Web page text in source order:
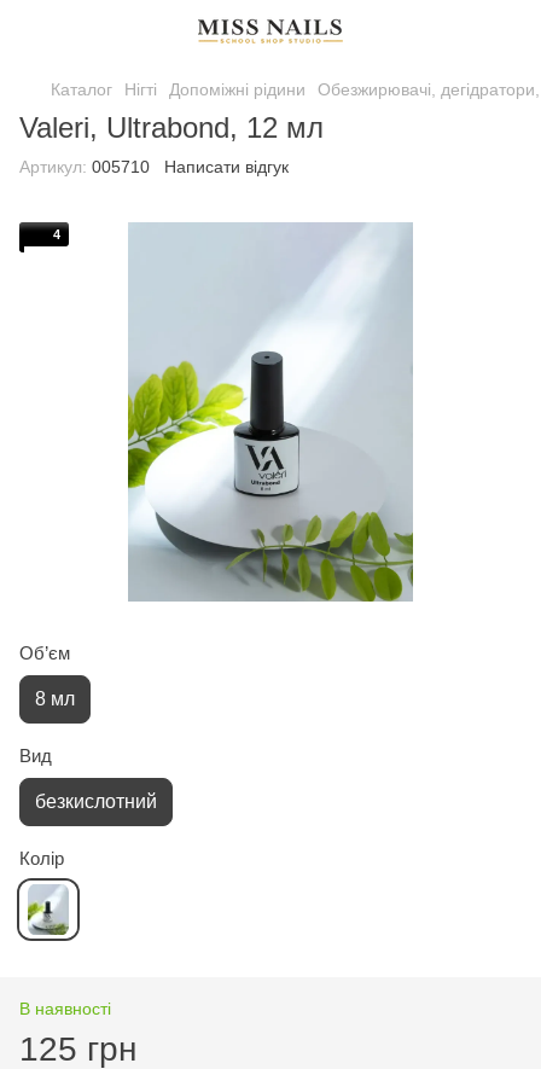
Каталог Нігті Допоміжні рідини Обезжирювачі,
Valeri, Ultrabond, 12 мл
Артикул: 005710 Написати відгук
4
Об’єм
8 мл
Вид
безкислотний
Колір
В наявності
125 грн